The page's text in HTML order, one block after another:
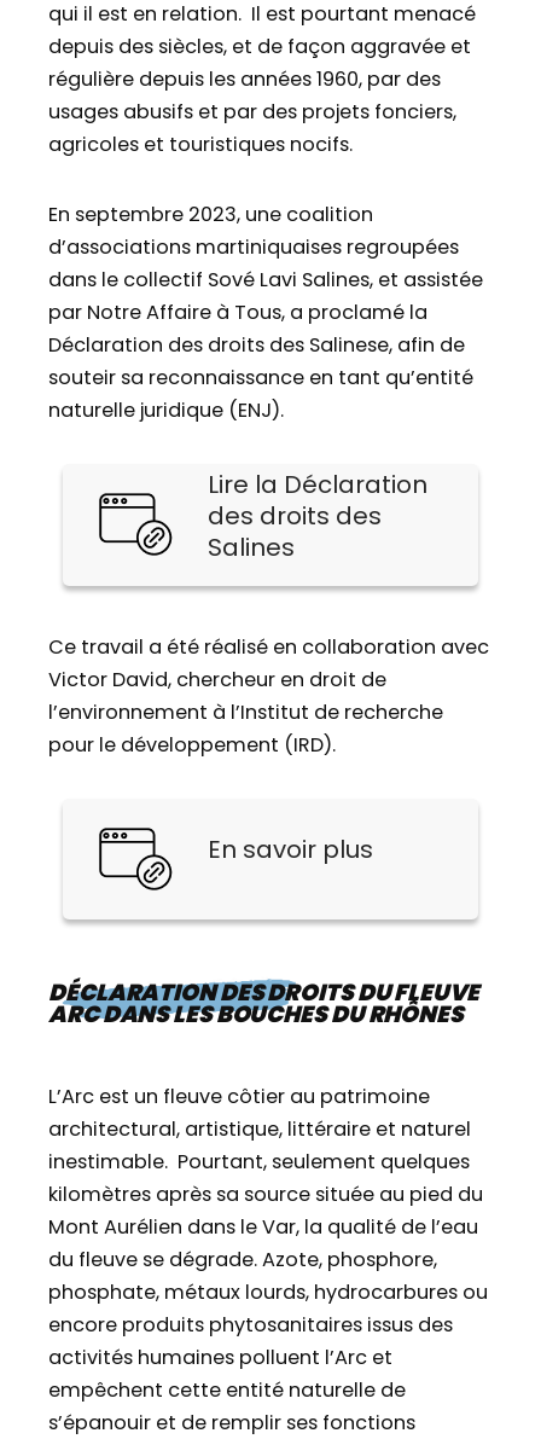
qui il est en relation. Il est pourtant menacé
depuis des siècles, et de façon aggravée et
régulière depuis les années 1960, par des
usages abusifs et par des projets fonciers,
agricoles et touristiques nocifs.
En septembre 2023, une coalition
d’associations martiniquaises regroupées
dans le collectif Sové Lavi Salines, et assistée
par Notre Affaire à Tous, a proclamé la
Déclaration des droits des Salinese, afin de
souteir sa reconnaissance en tant qu’entité
naturelle juridique (ENJ).
Lire la Déclaration
des droits des
Salines
Ce travail a été réalisé en collaboration avec
Victor David, chercheur en droit de
l’environnement à l’Institut de recherche
pour le développement (IRD).
En savoir plus
DÉCLARATION DES DROITS DU FLEUVE
ARC DANS LES BOUCHES DU RHÔNES
L’Arc est un fleuve côtier au patrimoine
architectural, artistique, littéraire et naturel
inestimable. Pourtant, seulement quelques
kilomètres après sa source située au pied du
Mont Aurélien dans le Var, la qualité de l’eau
du fleuve se dégrade. Azote, phosphore,
phosphate, métaux lourds, hydrocarbures ou
encore produits phytosanitaires issus des
activités humaines polluent l’Arc et
empêchent cette entité naturelle de
s’épanouir et de remplir ses fonctions